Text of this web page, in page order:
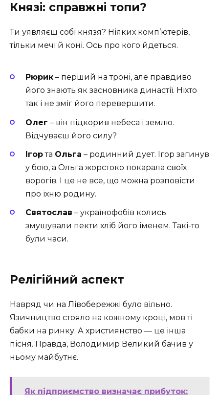
Князі: справжні топи?
Ти уявляєш собі князя? Ніяких комп’ютерів,
тільки мечі й коні. Ось про кого йдеться.
Рюрик – перший на троні, але правдиво
його знають як засновника династії. Ніхто
так і не зміг його перевершити.
Олег – він підкорив небеса і землю.
Відчуваєш його силу?
Ігорта Ольга – родинний дует. Ігор загинув
у бою, а Ольга жорстоко покарала своїх
ворогів. І це не все, що можна розповісти
про їхню родину.
Святослав – українофобів колись
змушували пекти хліб його іменем. Такі-то
були часи.
Релігійний аспект
Навряд чи на Лівобережжі було вільно.
Язичництво стояло на кожному кроці, мов ті
бабки на ринку. А християнство — це інша
пісня. Правда, Володимир Великий бачив у
ньому майбутнє.
Як підприємство визначає прибуток: